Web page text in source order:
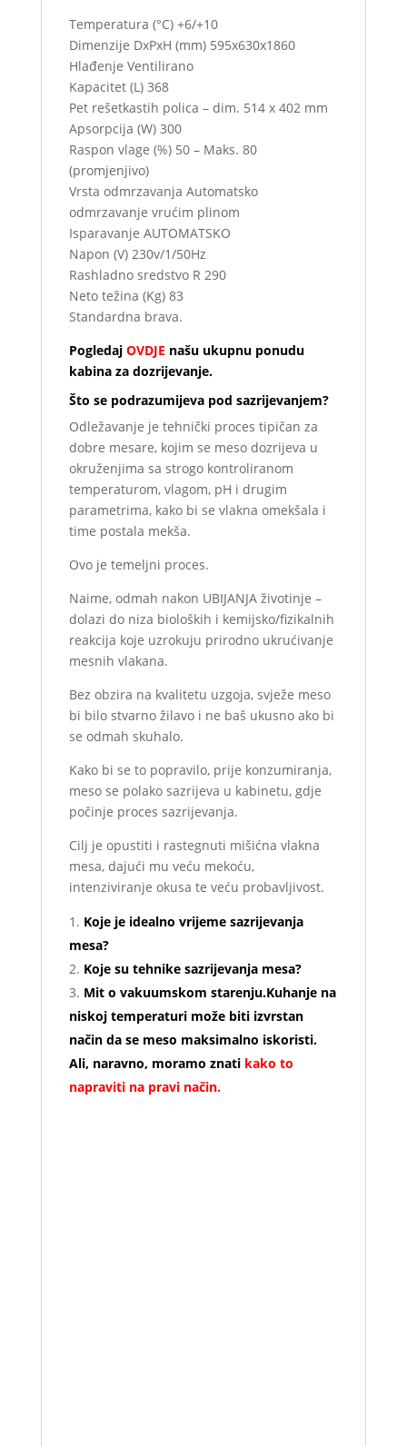
Temperatura (°C) +6/+10
Dimenzije DxPxH (mm) 595x630x1860
Hlađenje Ventilirano
Kapacitet (L) 368
Pet rešetkastih polica – dim. 514 x 402 mm
Apsorpcija (W) 300
Raspon vlage (%) 50 – Maks. 80
(promjenjivo)
Vrsta odmrzavanja Automatsko
odmrzavanje vrućim plinom
Isparavanje AUTOMATSKO
Napon (V) 230v/1/50Hz
Rashladno sredstvo R 290
Neto težina (Kg) 83
Standardna brava.
Pogledaj OVDJE našu ukupnu ponudu
kabina za dozrijevanje.
Što se podrazumijeva pod sazrijevanjem?
Odležavanje je tehnički proces tipičan za
dobre mesare, kojim se meso dozrijeva u
okruženjima sa strogo kontroliranom
temperaturom, vlagom, pH i drugim
parametrima, kako bi se vlakna omekšala i
time postala mekša.
Ovo je temeljni proces.
Naime, odmah nakon UBIJANJA životinje –
dolazi do niza bioloških i kemijsko/fizikalnih
reakcija koje uzrokuju prirodno ukrućivanje
mesnih vlakana.
Bez obzira na kvalitetu uzgoja, svježe meso
bi bilo stvarno žilavo i ne baš ukusno ako bi
se odmah skuhalo.
Kako bi se to popravilo, prije konzumiranja,
meso se polako sazrijeva u kabinetu, gdje
počinje proces sazrijevanja.
Cilj je opustiti i rastegnuti mišićna vlakna
mesa, dajući mu veću mekoću,
intenziviranje okusa te veću probavljivost.
Koje je idealno vrijeme sazrijevanja
mesa?
Koje su tehnike sazrijevanja mesa?
Mit o vakuumskom starenju.Kuhanje na
niskoj temperaturi može biti izvrstan
način da se meso maksimalno iskoristi.
Ali, naravno, moramo znati kako to
napraviti na pravi način.